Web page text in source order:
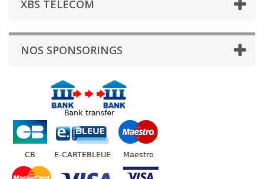
XBS TELECOM
NOS SPONSORINGS